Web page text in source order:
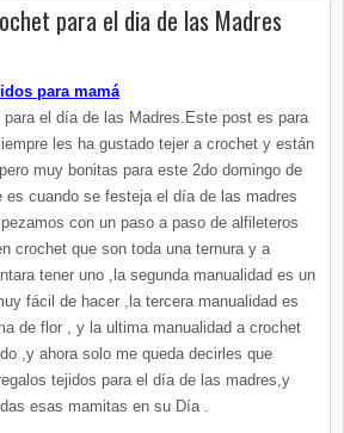
para el dia de las Madres
para mamá
para el día de las Madres.Este post es para
les ha gustado tejer a crochet y están
muy bonitas para este 2do domingo de
es cuando se festeja el día de las madres
con un paso a paso de alfileteros
crochet que son toda una ternura y a
tener uno ,la segunda manualidad es un
fácil de hacer ,la tercera manualidad es
de flor , y la ultima manualidad a crochet
,y ahora solo me queda decirles que
tejidos para el día de las madres,y
esas mamitas en su Día .